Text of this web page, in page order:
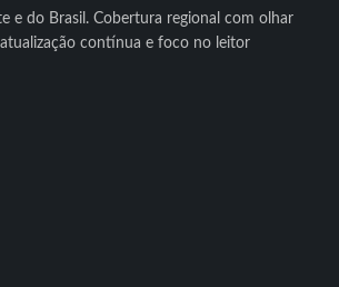
e do Brasil. Cobertura regional com olhar
contínua e foco no leitor